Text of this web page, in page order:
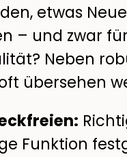
etwas
– und zwar
Neben
übersehen
Funktion